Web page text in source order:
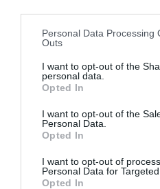
Personal Data Processing
Outs
I want to opt-out of the
personal data.
Opted In
I want to opt-out of the
Personal Data.
Opted In
I want to opt-out of
Personal Data for Targeted
Opted In
συγκατάθεση ή η ανάκληση της
αρνητικά ορισμένες λειτουργίες και
ΠΡΟΒΟΛΉ
Πολιτική Cookies